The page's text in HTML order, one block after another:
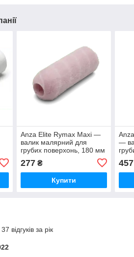
Anza Elite Rymax Maxi —
валик малярний для
грубих поверхонь, 180 мм
277₴
Купити
—
457
відгуків за рік